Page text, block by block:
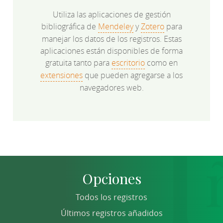
Utiliza las aplicaciones de gestión
bibliográfica de MendeleyyZoteropara
manejar los datos de los registros. Estas
aplicaciones están disponibles de forma
gratuita tanto para escritorio como en
extensiones que pueden agregarse a los
navegadores web.
Opciones
Todos los registros
Últimos registros añadidos